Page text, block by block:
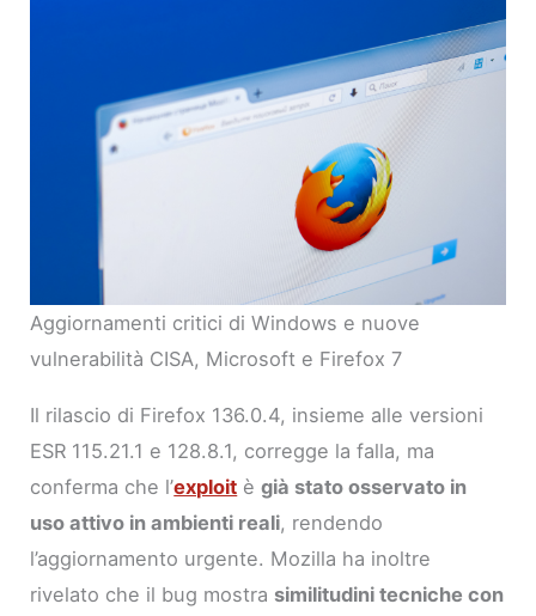
Aggiornamenti critici di Windows e nuove
vulnerabilità CISA, Microsoft e Firefox 7
Il rilascio di Firefox 136.0.4, insieme alle versioni
ESR 115.21.1 e 128.8.1, corregge la falla, ma
conferma che l’exploit ègià stato osservato in
uso attivo in ambienti reali, rendendo
l’aggiornamento urgente. Mozilla ha inoltre
rivelato che il bug mostra similitudini tecniche con